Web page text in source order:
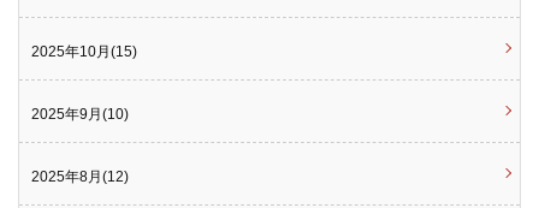
2025年10月(15)
2025年9月(10)
2025年8月(12)